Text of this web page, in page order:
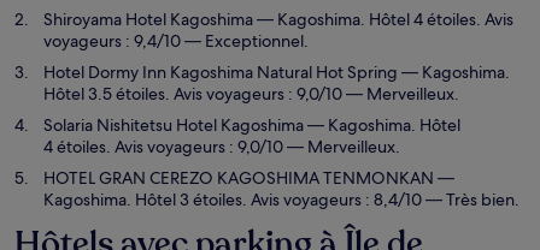
Shiroyama Hotel Kagoshima— Kagoshima. Hôtel 4 étoiles. Avis
voyageurs : 9,4/10 — Exceptionnel.
Hotel Dormy Inn Kagoshima Natural Hot Spring — Kagoshima.
Hôtel 3.5 étoiles. Avis voyageurs : 9,0/10 — Merveilleux.
Solaria Nishitetsu Hotel Kagoshima— Kagoshima. Hôtel
4 étoiles. Avis voyageurs : 9,0/10 — Merveilleux.
HOTEL GRAN CEREZO KAGOSHIMA TENMONKAN —
Kagoshima. Hôtel 3 étoiles. Avis voyageurs : 8,4/10 — Très bien.